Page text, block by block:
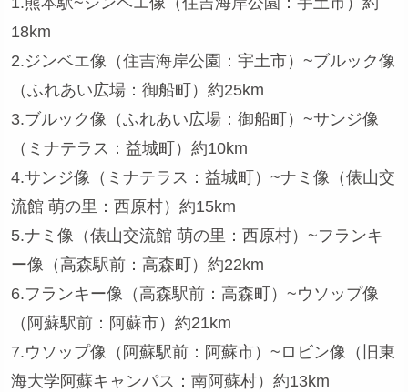
18km
2.ジンベエ像（住吉海岸公園：宇土市）~ブルック像
（ふれあい広場：御船町）約25km
3.ブルック像（ふれあい広場：御船町）~サンジ像
（ミナテラス：益城町）約10km
4.サンジ像（ミナテラス：益城町）~ナミ像（俵山交
流館 萌の里：西原村）約15km
5.ナミ像（俵山交流館 萌の里：西原村）~フランキ
ー像（高森駅前：高森町）約22km
6.フランキー像（高森駅前：高森町）~ウソップ像
（阿蘇駅前：阿蘇市）約21km
7.ウソップ像（阿蘇駅前：阿蘇市）~ロビン像（旧東
海大学阿蘇キャンパス：南阿蘇村）約13km